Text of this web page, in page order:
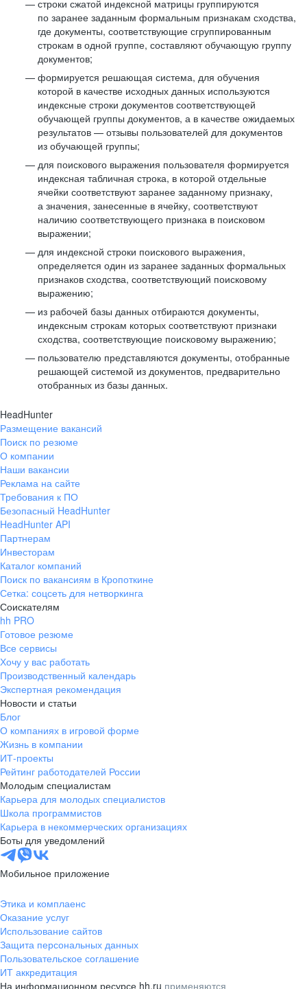
строки сжатой индексной матрицы группируются
по заранее заданным формальным признакам сходства,
где документы, соответствующие сгруппированным
строкам в одной группе, составляют обучающую группу
документов;
формируется решающая система, для обучения
которой в качестве исходных данных используются
индексные строки документов соответствующей
обучающей группы документов, а в качестве ожидаемых
результатов — отзывы пользователей для документов
из обучающей группы;
для поискового выражения пользователя формируется
индексная табличная строка, в которой отдельные
ячейки соответствуют заранее заданному признаку,
а значения, занесенные в ячейку, соответствуют
наличию соответствующего признака в поисковом
выражении;
для индексной строки поискового выражения,
определяется один из заранее заданных формальных
признаков сходства, соответствующий поисковому
выражению;
из рабочей базы данных отбираются документы,
индексным строкам которых соответствуют признаки
сходства, соответствующие поисковому выражению;
пользователю представляются документы, отобранные
решающей системой из документов, предварительно
отобранных из базы данных.
HeadHunter
Размещение вакансий
Поиск по резюме
О компании
Наши вакансии
Реклама на сайте
Требования к ПО
Безопасный HeadHunter
HeadHunter API
Партнерам
Инвесторам
Каталог компаний
Поиск по вакансиям в Кропоткине
Сетка: соцсеть для нетворкинга
Соискателям
hh PRO
Готовое резюме
Все сервисы
Хочу у вас работать
Производственный календарь
Экспертная рекомендация
Новости и статьи
Блог
О компаниях в игровой форме
Жизнь в компании
ИТ-проекты
Рейтинг работодателей России
Молодым специалистам
Карьера для молодых специалистов
Школа программистов
Карьера в некоммерческих организациях
Боты для уведомлений
Мобильное приложение
Этика и комплаенс
Оказание услуг
Использование сайтов
Защита персональных данных
Пользовательское соглашение
ИТ аккредитация
На информационном ресурсе hh.ru применяются